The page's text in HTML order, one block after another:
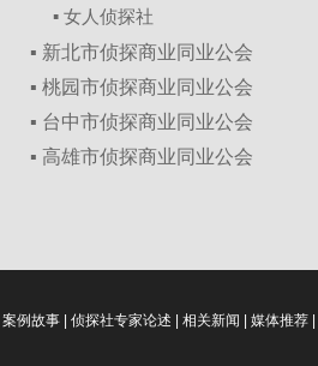
▪ 女人侦探社
▪ 新北市侦探商业同业公会
▪ 桃园市侦探商业同业公会
▪ 台中市侦探商业同业公会
▪ 高雄市侦探商业同业公会
案例故事 侦探社专家论述 相关新闻 媒体推荐